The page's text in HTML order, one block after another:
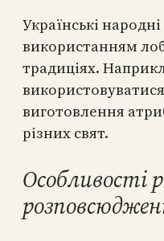
Українські народні
використанням
традиціях.
виготовлення
різних свят.
Особливості